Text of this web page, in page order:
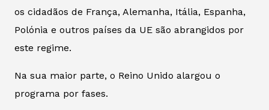
os cidadãos de França, Alemanha, Itália, Espanha,
Polónia e outros países da UE são abrangidos por
este regime.
Na sua maior parte, o Reino Unido alargou o
programa por fases.